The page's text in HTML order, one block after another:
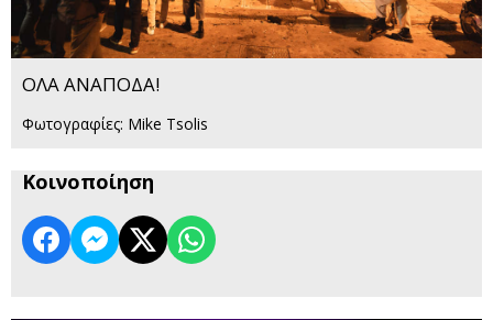
ΟΛΑ ΑΝΑΠΟΔΑ!
Φωτογραφίες: Mike Tsolis
Κοινοποίηση